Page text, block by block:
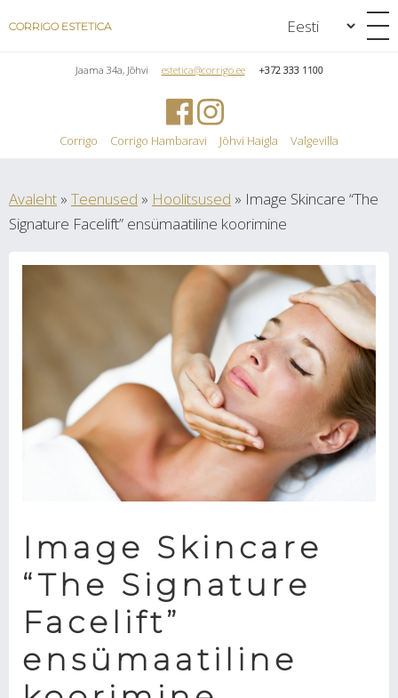
Jaama 34a, Jõhvi estetica@corrigo.ee +372 333 1100
Corrigo Corrigo Hambaravi Jõhvi Haigla Valgevilla
CORRIGO ESTETICA
Avaleht » Teenused » Hoolitsused » Image Skincare “The
Signature Facelift” ensümaatiline koorimine
Image Skincare
“The Signature
Facelift”
ensümaatiline